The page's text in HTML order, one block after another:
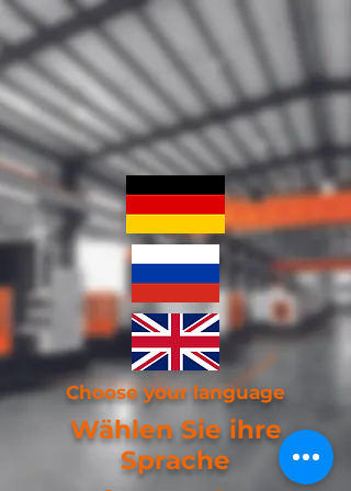
Choose your language
Wählen Sie ihre
Sprache